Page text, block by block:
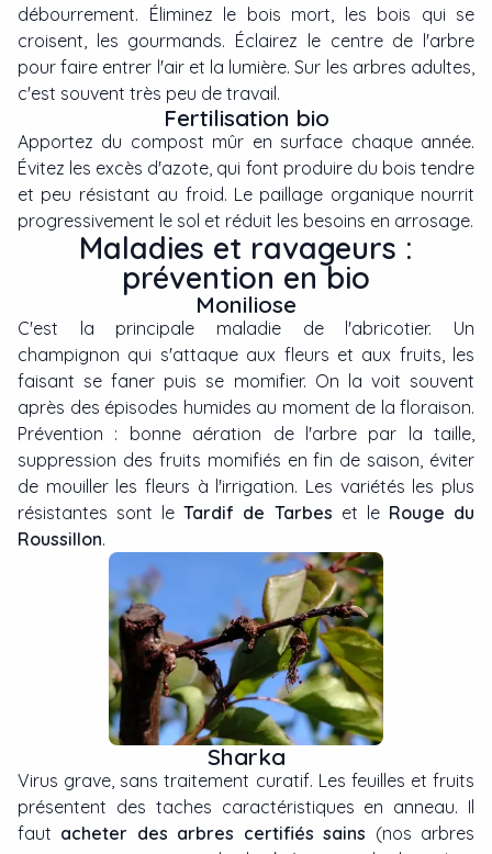
débourrement. Éliminez le bois mort, les bois qui se
croisent, les gourmands. Éclairez le centre de l'arbre
pour faire entrer l'air et la lumière. Sur les arbres adultes,
c'est souvent très peu de travail.
Fertilisation bio
Apportez du compost mûr en surface chaque année.
Évitez les excès d'azote, qui font produire du bois tendre
et peu résistant au froid. Le paillage organique nourrit
progressivement le sol et réduit les besoins en arrosage.
Maladies et ravageurs :
prévention en bio
Moniliose
C'est la principale maladie de l'abricotier. Un
champignon qui s'attaque aux fleurs et aux fruits, les
faisant se faner puis se momifier. On la voit souvent
après des épisodes humides au moment de la floraison.
Prévention : bonne aération de l'arbre par la taille,
suppression des fruits momifiés en fin de saison, éviter
de mouiller les fleurs à l'irrigation. Les variétés les plus
résistantes sont le Tardif de Tarbes et le Rouge du
Roussillon.
Sharka
Virus grave, sans traitement curatif. Les feuilles et fruits
présentent des taches caractéristiques en anneau. Il
faut acheter des arbres certifiés sains (nos arbres